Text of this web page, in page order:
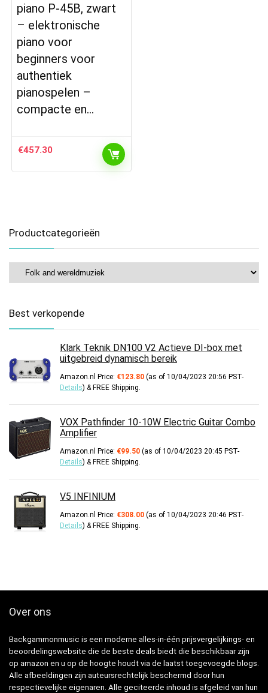
piano P-45B, zwart
– elektronische
piano voor
beginners voor
authentiek
pianospelen –
compacte en…
€457.30
Productcategorieën
Best verkopende
Klark Teknik DN100 V2 Actieve DI-box met
uitgebreid dynamisch bereik
Amazon.nl Price: €123.80 (as of 10/04/2023 20:56 PST-
Details) & FREE Shipping.
VOX Pathfinder 10-10W Electric Guitar Combo
Amplifier
Amazon.nl Price: €99.50 (as of 10/04/2023 20:45 PST-
Details) & FREE Shipping.
V5 INFINIUM
Amazon.nl Price: €308.00 (as of 10/04/2023 20:46 PST-
Details) & FREE Shipping.
Over ons
Backgammonmusic is een moderne alles-in-één prijsvergelijkings- en
beoordelingswebsite die de beste deals biedt die beschikbaar zijn
op amazon en u op de hoogte houdt via de laatst toegevoegde blogs.
Alle afbeeldingen zijn auteursrechtelijk beschermd door hun
respectievelijke eigenaren. Alle geciteerde inhoud is afgeleid van hun